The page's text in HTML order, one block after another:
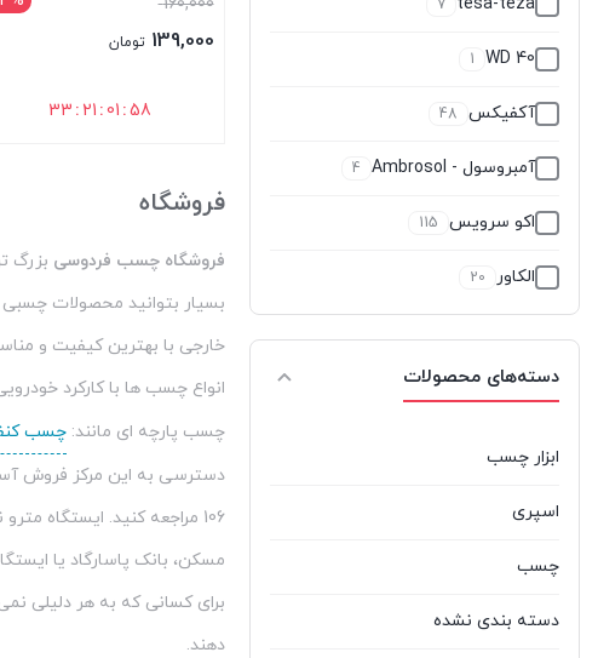
7
WD 40
1
آکفیکس 48
آمبروسول - Ambrosol 4
اکو سرویس 115
الکاور 20
اوهو 4
دسته‌های محصولات
ابزار چسب
اسپری
چسب
دسته بندی نشده
اصلی:
بود.
139,000 تومان
33 : 21 :01 :57
فروشگاه
فروشگاه چسب فردوسی بزرگ
بسیار بتوانید محصولات
خارجی با بهترین کیفیت و
انواع چسب ها با کارکرد
چسب پارچه ای مانند:چسب
دسترسی به این مرکز فروش
106 مراجعه کنید.
مسکن، بانک پاسارگاد یا
برای کسانی که به هر دلیلی
دهند.